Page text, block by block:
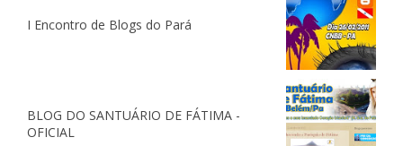
I Encontro de Blogs do Pará
BLOG DO SANTUÁRIO DE FÁTIMA -
OFICIAL